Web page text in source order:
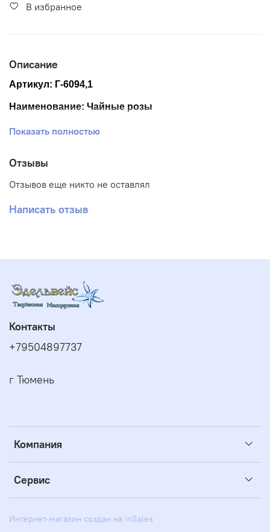
В избранное
Описание
Артикул: Г-6094,1
Наименование: Чайные розы
Размер ткани 50*65 см.
Показать полностью
Отзывы
Отзывов еще никто не оставлял
Написать отзыв
Компания
Сервис
Контакты
+79504897737
г Тюмень
Интернет-магазин создан на inSales